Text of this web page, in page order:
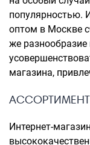
популярностью.
оптом в Москве
же
магазина,
Интернет-